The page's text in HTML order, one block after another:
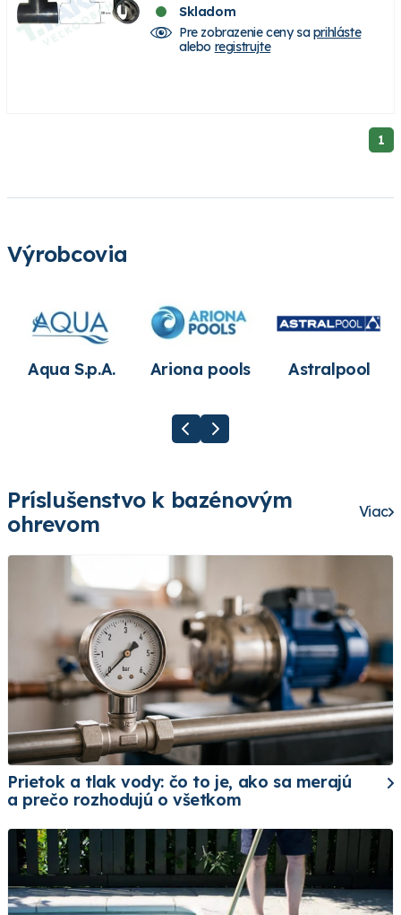
Skladom
Pre zobrazenie ceny saprihláste
alebo registrujte
1
Výrobcovia
Aqua S.p.A. Ariona pools Astralpool
Príslušenstvo k bazénovým
ohrevom
Viac
Prietok a tlak vody: čo to je, ako sa merajú
a prečo rozhodujú o všetkom